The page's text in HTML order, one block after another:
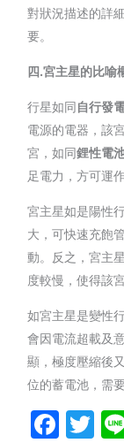
對狀況描述的詳
要。
四.宮主星的比喻
行星如同自行發
電源的電器，該
宮，如同鋰性電
足電力，方可運作
宮主星如是陽性
大，可快速充飽
動。反之，宮主
度較慢，使得該
如宮主星是變性
會因電流超載及
顯，極度壓縮後
位的蓄電池，需